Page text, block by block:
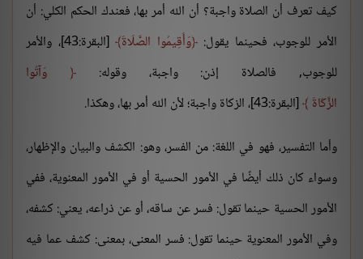
كيف تعرف أن الصلاة واجبة؟ أن الله أمر بها، فعندك الحكم الكلي: أن
الأمر للوجوب، فحينما يقول: وَأَقِيمُوا الصَّلَاةَ
[البقرة:43]، والأمر
للوجوب, فالصلاة إذن: واجبة، وقوله:
وَآتُوا
الزَّكَاةَ
[البقرة:43]، الزكاة واجبة؛ لأن الله أمر بها، وهكذا.
وأما التفسير، فهو في اللغة: من الفسر، وهو: الكشف والبيان والإظهار،
وسواء كان ذلك أيضًا في الأمور الحسية أو في الأمور المعنوية، ففي
الأمور الحسية حينما تقول: فسر عن ساقه، أو عن ذراعه، يعني: كشفه،
وفي الأمور المعنوية حينما تقول: فسر المعنى، بمعنى: كشف عما فيه